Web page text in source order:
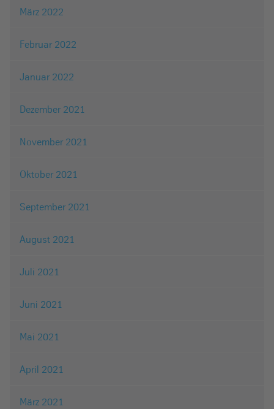
März 2022
Februar 2022
Januar 2022
Dezember 2021
November 2021
Oktober 2021
September 2021
August 2021
Juli 2021
Juni 2021
Mai 2021
April 2021
März 2021